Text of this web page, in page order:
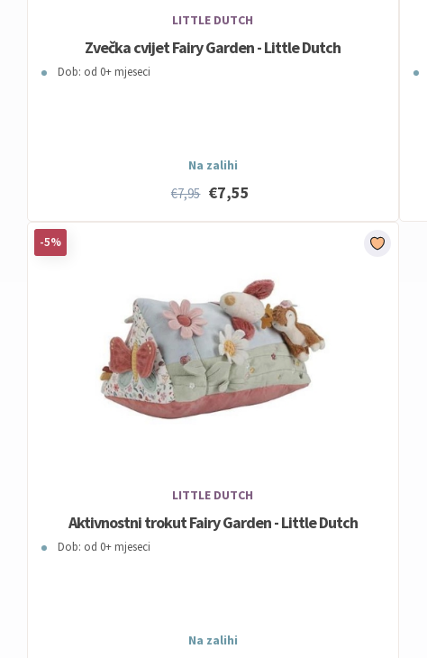
LITTLE DUTCH
Zvečka cvijet Fairy Garden - Little Dutch
Dob: od 0+ mjeseci
Na zalihi
€7,95 €7,55
-5%
LITTLE DUTCH
Aktivnostni trokut Fairy Garden - Little Dutch
Dob: od 0+ mjeseci
Na zalihi